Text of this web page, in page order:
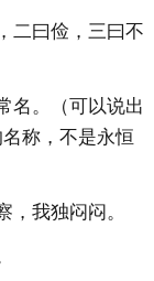
曰俭，三曰不
。（可以说出
称，不是永恒
我独闷闷。